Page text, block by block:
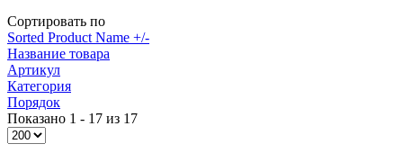
Сортировать по
Sorted Product Name +/-
Название товара
Артикул
Категория
Порядок
Показано 1 - 17 из 17